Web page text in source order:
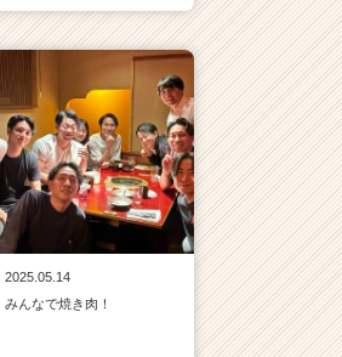
2025.05.14
みんなで焼き肉！